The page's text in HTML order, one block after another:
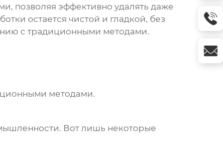
позволяя эффективно удалять даже
остается чистой и гладкой, без
с традиционными методами.
методами.
Вот лишь некоторые